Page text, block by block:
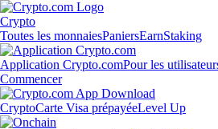
Crypto
Toutes les monnaiesPaniersEarnStaking
Application Crypto.comPour les
Commencer
CryptoCarte Visa prépayéeLevel Up